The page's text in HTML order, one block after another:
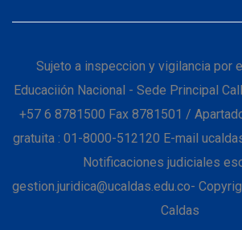
Sujeto a inspeccion y vigilancia por
Educaciión Nacional - Sede Principal
+57 6 8781500 Fax 8781501 /
gratuita : 01-8000-512120 E-mail
Notificaciones judiciales
gestion.juridica@ucaldas.edu.co-
Caldas